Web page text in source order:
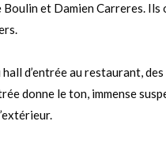
et Damien Carreres.
d’entrée au restaurant,
donne le ton, immense